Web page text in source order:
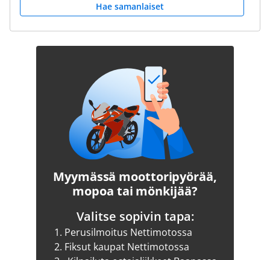
Hae samanlaiset
Myymässä moottoripyörää,
mopoa tai mönkijää?
Valitse sopivin tapa:
1. Perusilmoitus Nettimotossa
2. Fiksut kaupat Nettimotossa